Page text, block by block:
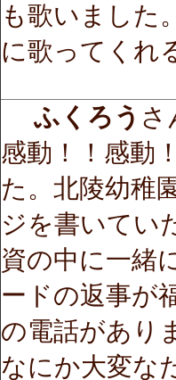
も歌いました
に歌ってくれ
ふくろう さ
感動！！感動
た。北陵幼稚
ジを書いてい
資の中に一緒
ードの返事が
の電話があり
なにか大変な